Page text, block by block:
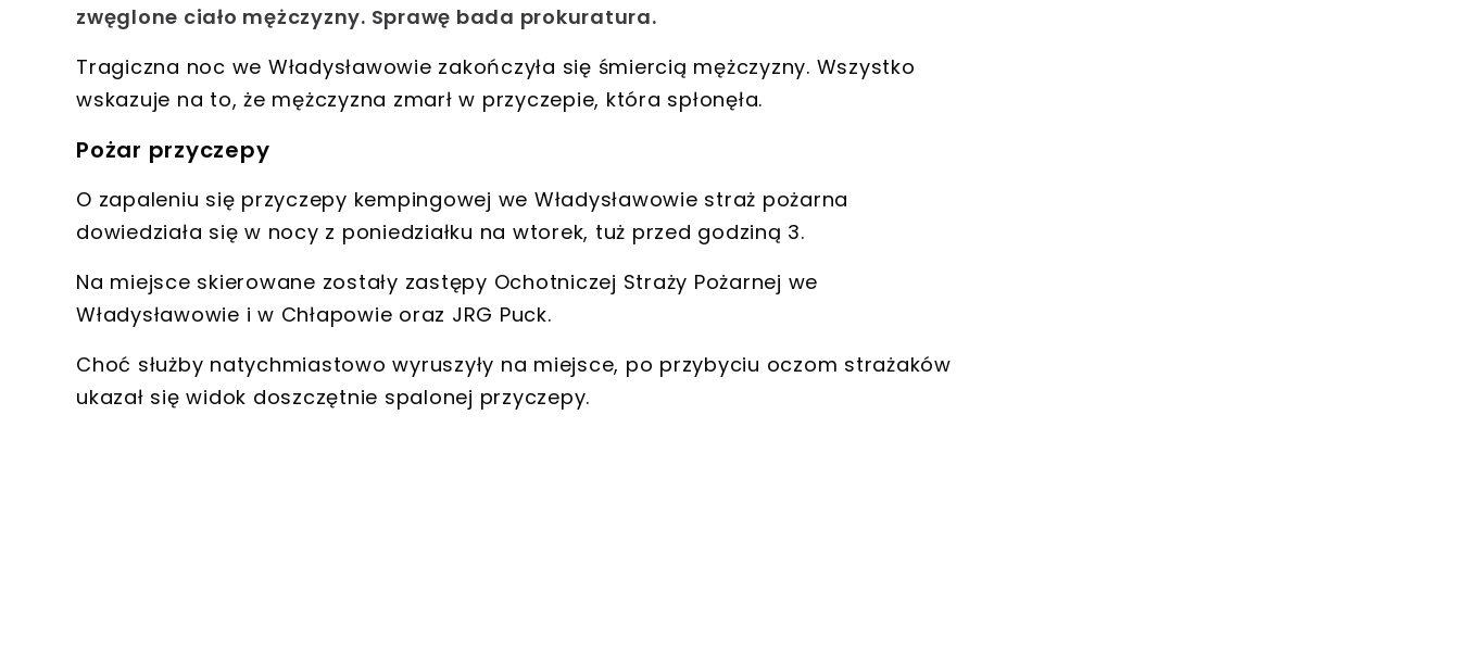
zwęglone ciało mężczyzny. Sprawę bada prokuratura.
Tragiczna noc we Władysławowie zakończyła się śmiercią mężczyzny. Wszystko
wskazuje na to, że mężczyzna zmarł w przyczepie, która spłonęła.
Pożar przyczepy
O zapaleniu się przyczepy kempingowej we Władysławowie straż pożarna
dowiedziała się w nocy z poniedziałku na wtorek, tuż przed godziną 3.
Na miejsce skierowane zostały zastępy Ochotniczej Straży Pożarnej we
Władysławowie i w Chłapowie oraz JRG Puck.
Choć służby natychmiastowo wyruszyły na miejsce, po przybyciu oczom strażaków
ukazał się widok doszczętnie spalonej przyczepy.